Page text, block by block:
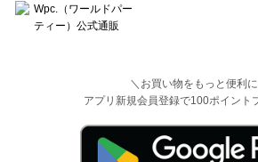
＼お買い物をもっと便利
アプリ新規会員登録で100ポイント